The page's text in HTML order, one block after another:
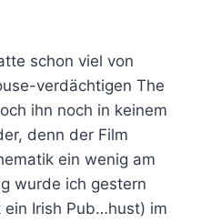
schon viel von
verdächtigen The
ihn noch in keinem
denn der Film
ein wenig am
wurde ich gestern
Irish Pub…hust) im